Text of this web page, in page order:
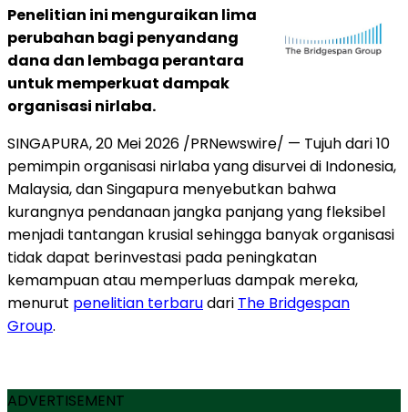
Penelitian ini menguraikan lima
perubahan bagi penyandang
dana dan lembaga perantara
untuk memperkuat dampak
organisasi nirlaba.
SINGAPURA,20 Mei 2026 /PRNewswire/ — Tujuh dari 10
pemimpin organisasi nirlaba yang disurvei di Indonesia,
Malaysia, dan Singapura menyebutkan bahwa
kurangnya pendanaan jangka panjang yang fleksibel
menjadi tantangan krusial sehingga banyak organisasi
tidak dapat berinvestasi pada peningkatan
kemampuan atau memperluas dampak mereka,
menurut penelitian terbarudari The Bridgespan
Group.
ADVERTISEMENT